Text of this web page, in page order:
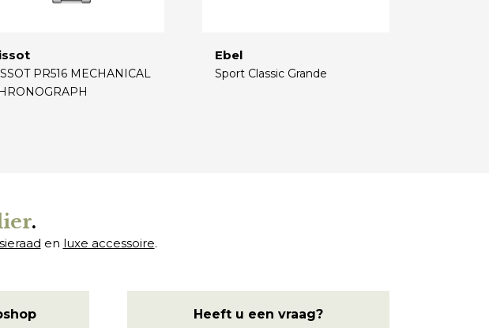
PR516 MECHANICAL
Ebel
Sport Classic Grande
.
sieraad en luxe accessoire.
Heeft u een vraag?